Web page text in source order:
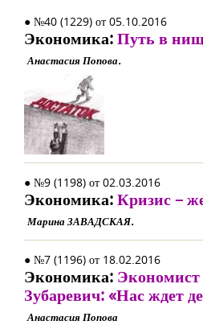
● №40 (1229) от 05.10.2016
Экономика:Путь в
Анастасия Попова.
● №9 (1198) от 02.03.2016
Экономика:Кризис –
Марина ЗАВАДСКАЯ.
● №7 (1196) от 18.02.2016
Экономика:
Зубаревич: «Нас ждет
Анастасия Попова